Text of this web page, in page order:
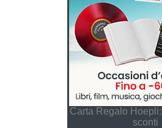
Carta Regalo
sconti